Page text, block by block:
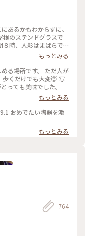
根のステンドグラスで
８時、人影はまばらで
あまりに美味しそう
#ことりっぷ旅2024 #京都旅
もっとみる
る場所です。 ただ人が
歩くだけでも大変😇 写
っても美味でした。冬
湯葉クリームコロッケ
しく、そんなに脂っこ
ずらの卵がはいってい
す😋 #冬の京都 #京
都グルメ #食べ歩き #ことりっぷ京都 #そうだ京都に行こう
もっとみる
おめでたい陶器を添
もっとみる
764